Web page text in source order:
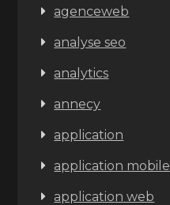
agenceweb
analyse seo
analytics
annecy
application
application mobile
application web